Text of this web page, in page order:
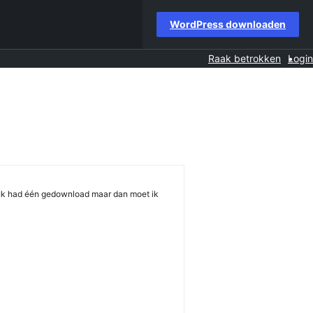
WordPress downloaden
Raak betrokken Login
had één gedownload maar dan moet ik